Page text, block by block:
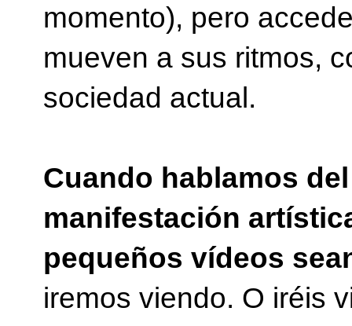
momento), pero
mueven a sus ritmos,
sociedad actual.
Cuando hablamos
manifestación
pequeños vídeos
iremos viendo. O iréis